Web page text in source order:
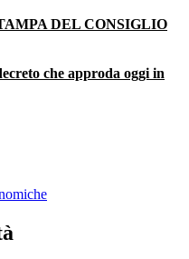
DEL CONSIGLIO
che approda oggi in